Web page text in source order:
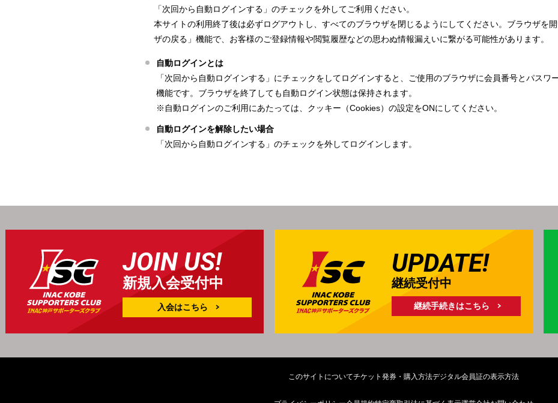
「次回から自動ログインする」のチェックを外してご利用ください。
本サイトの利用終了後は必ずログアウトし、すべてのブラウザを閉じるようにしてください。ブラウザを
ザの戻る」機能で、お客様のご登録情報や閲覧履歴などの思わぬ情報漏えいに繋がる可能性があります。
自動ログインとは
「次回から自動ログインする」にチェックをしてログインすると、ご使用のブラウザに会員番号とパスワ
機能です。ブラウザを終了しても自動ログイン状態は保持されます。
※自動ログインのご利用にあたっては、クッキー（Cookies）の設定をONにしてください。
自動ログインを解除したい場合
「次回から自動ログインする」のチェックを外してログインします。
JOIN US!
新規入会受付中
入会はこちら
UPDATE!
継続受付中
継続手続きはこちら
このサイトについてチケット発券・購入方法デジタル会員証の表示方法